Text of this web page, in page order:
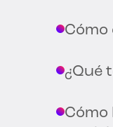
Cómo
¿Qué
Cómo